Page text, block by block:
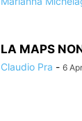
LA MAPS
Claudio Pra - 6